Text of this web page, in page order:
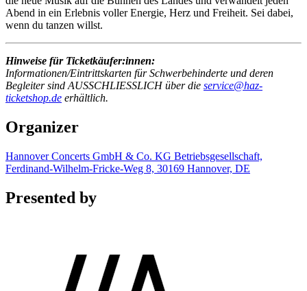
Abend in ein Erlebnis voller Energie, Herz und Freiheit. Sei dabei,
wenn du tanzen willst.
Hinweise für Ticketkäufer:innen:
Informationen/Eintrittskarten für Schwerbehinderte und deren
Begleiter sind AUSSCHLIESSLICH über die service@haz-
ticketshop.de erhältlich.
Organizer
Hannover Concerts GmbH & Co. KG Betriebsgesellschaft,
Ferdinand-Wilhelm-Fricke-Weg 8, 30169 Hannover, DE
Presented by